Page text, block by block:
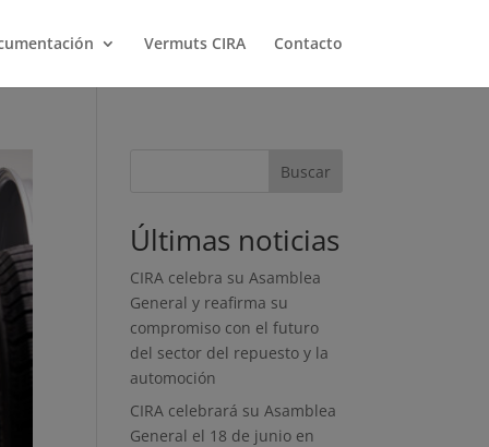
Vermuts CIRA Contacto
Buscar
Últimas noticias
CIRA celebra su Asamblea
General y reafirma su
compromiso con el futuro
del sector del repuesto y la
automoción
CIRA celebrará su Asamblea
General el 18 de junio en